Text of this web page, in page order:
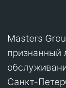
Masters
признанный
Санкт-